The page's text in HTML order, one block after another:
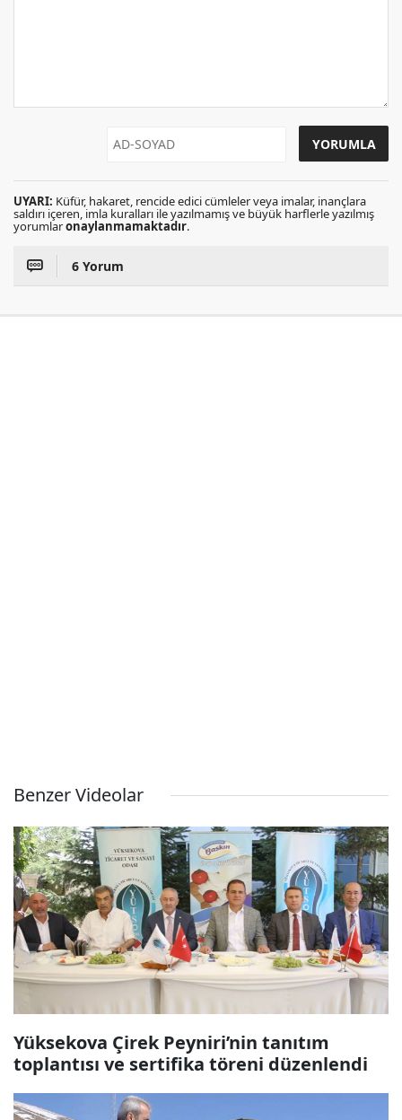
UYARI: Küfür, hakaret, rencide edici cümleler veya imalar, inançlara
saldırı içeren, imla kuralları ile yazılmamış ve büyük harflerle yazılmış
yorumlaronaylanmamaktadır.
6 Yorum
Benzer Videolar
Yüksekova Çirek Peyniri’nin tanıtım
toplantısı ve sertifika töreni düzenlendi